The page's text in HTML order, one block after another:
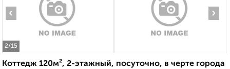
2/15
‹ ›
Коттедж 120м², 2-этажный, посуточно, в черте города